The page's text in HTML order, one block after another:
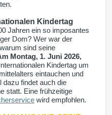
Kindertag
Jahren ein so imposantes
Dom? Wer war der
sind seine
Montag, 1. Juni 2026,
Kindertag um
eintauchen und
dazu findet auch die
statt. Eine frühzeitige
wird empfohlen.